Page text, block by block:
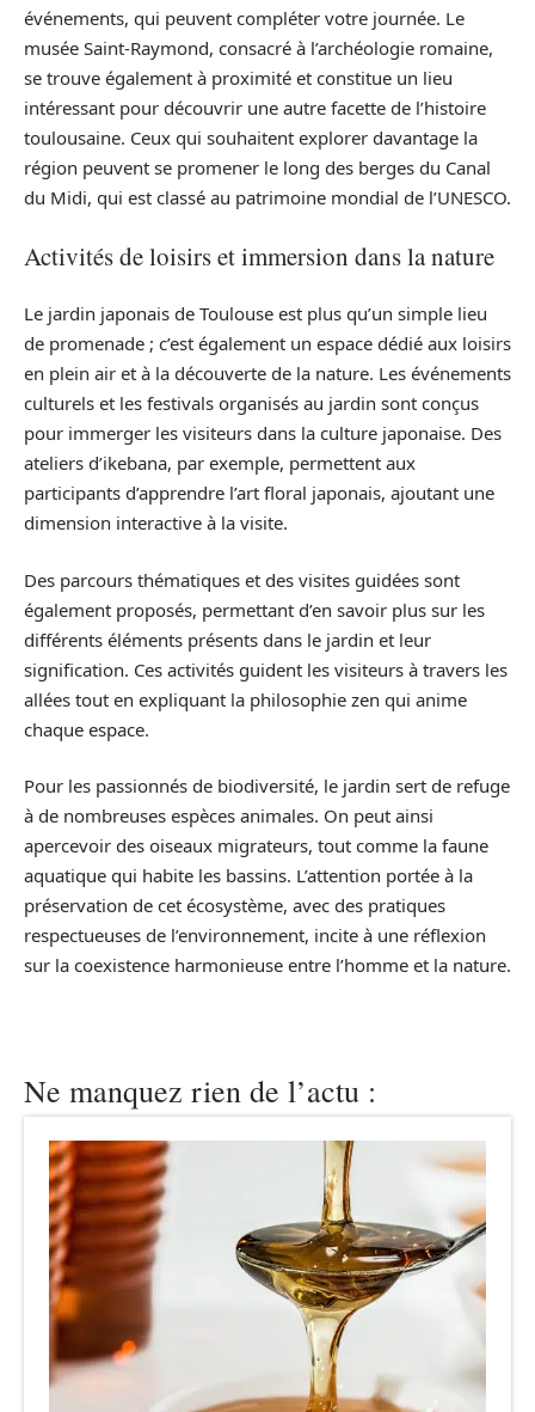
événements, qui peuvent compléter votre journée. Le
musée Saint-Raymond, consacré à l’archéologie romaine,
se trouve également à proximité et constitue un lieu
intéressant pour découvrir une autre facette de l’histoire
toulousaine. Ceux qui souhaitent explorer davantage la
région peuvent se promener le long des berges du Canal
du Midi, qui est classé au patrimoine mondial de l’UNESCO.
Activités de loisirs et immersion dans la nature
Le jardin japonais de Toulouse est plus qu’un simple lieu
de promenade ; c’est également un espace dédié aux loisirs
en plein air et à la découverte de la nature. Les événements
culturels et les festivals organisés au jardin sont conçus
pour immerger les visiteurs dans la culture japonaise. Des
ateliers d’ikebana, par exemple, permettent aux
participants d’apprendre l’art floral japonais, ajoutant une
dimension interactive à la visite.
Des parcours thématiques et des visites guidées sont
également proposés, permettant d’en savoir plus sur les
différents éléments présents dans le jardin et leur
signification. Ces activités guident les visiteurs à travers les
allées tout en expliquant la philosophie zen qui anime
chaque espace.
Pour les passionnés de biodiversité, le jardin sert de refuge
à de nombreuses espèces animales. On peut ainsi
apercevoir des oiseaux migrateurs, tout comme la faune
aquatique qui habite les bassins. L’attention portée à la
préservation de cet écosystème, avec des pratiques
respectueuses de l’environnement, incite à une réflexion
sur la coexistence harmonieuse entre l’homme et la nature.
Ne manquez rien de l’actu :